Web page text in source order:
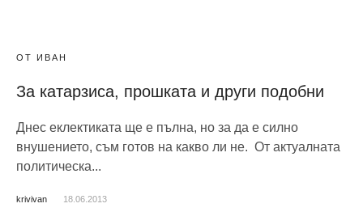
ОТ ИВАН
За катарзиса, прошката и други подобни
Днес еклектиката ще е пълна, но за да е силно
внушението, съм готов на какво ли не. От актуалната
политическа...
krivivan 18.06.2013